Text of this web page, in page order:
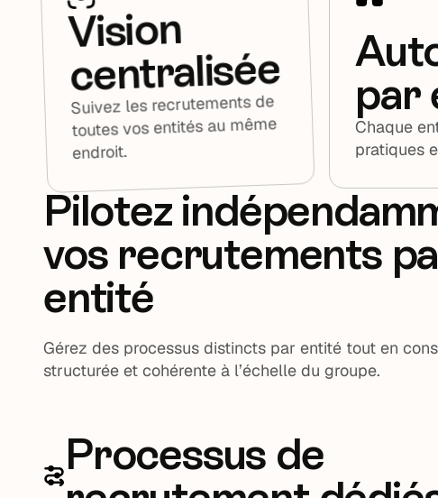
Vision
centralisée
Suivez les recrutements de
toutes vos entités au même
endroit.
par
Chaque
pratiques
Pilotez
vos recrutements
entité
Gérez des processus distincts par entité tout en
structurée et cohérente à l’échelle du groupe.
Processus de